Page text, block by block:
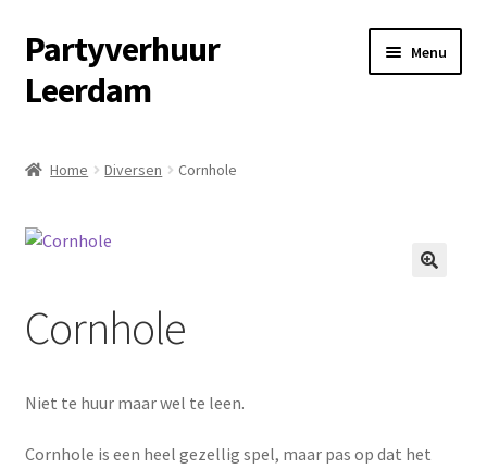
Ga
door
naar
Ga
naar
de
Partyverhuur
Leerdam
Menu
Checkout
Contact
Home Diversen Cornhole
Cornhole
Niet te huur maar wel te leen.
Cornhole is een heel gezellig spel, maar pas op dat het